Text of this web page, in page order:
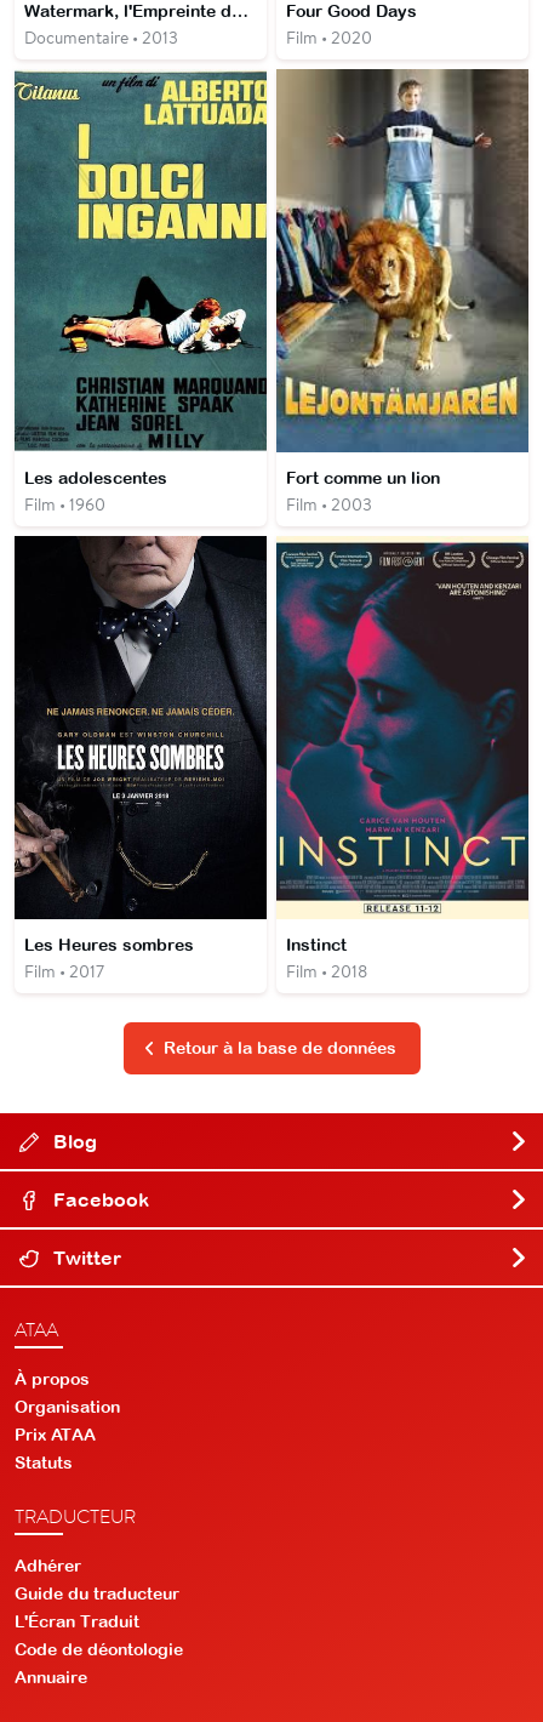
Watermark, l'Empreinte de l'eau
Documentaire • 2013
Four Good Days
Film • 2020
Les adolescentes
Film • 1960
Fort comme un lion
Film • 2003
Les Heures sombres
Film • 2017
Instinct
Film • 2018
Retour à la base de données
Blog
Facebook
Twitter
ATAA
À propos
Organisation
Prix ATAA
Statuts
TRADUCTEUR
Adhérer
Guide du traducteur
L'Écran Traduit
Code de déontologie
Annuaire